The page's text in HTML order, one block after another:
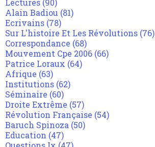
Lectures (90)
Alain Badiou (81)
Ecrivains (78)
Sur L'histoire Et Les Révolutions (76)
Correspondance (68)
Mouvement Cpe 2006 (66)
Patrice Loraux (64)
Afrique (63)
Institutions (62)
Séminaire (60)
Droite Extrême (57)
Révolution Française (54)
Baruch Spinoza (50)
Education (47)